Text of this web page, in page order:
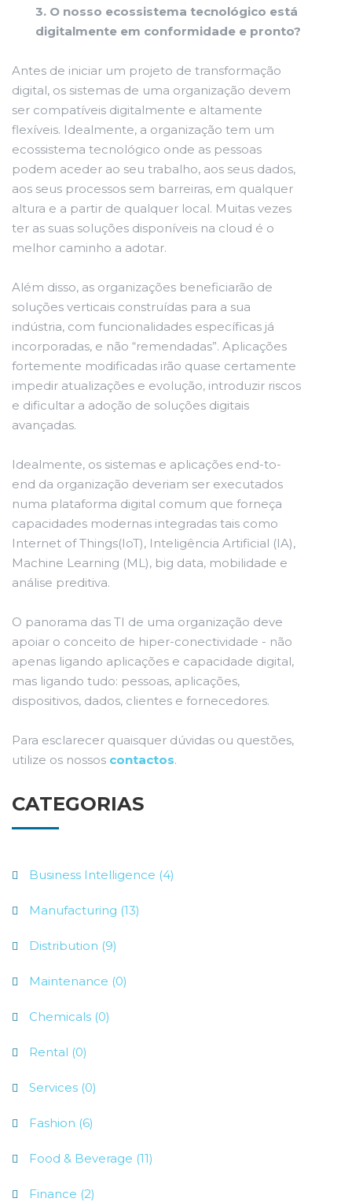
3. O nosso ecossistema tecnológico está
digitalmente em conformidade e pronto?
Antes de iniciar um projeto de transformação
digital, os sistemas de uma organização devem
ser compatíveis digitalmente e altamente
flexíveis. Idealmente, a organização tem um
ecossistema tecnológico onde as pessoas
podem aceder ao seu trabalho, aos seus dados,
aos seus processos sem barreiras, em qualquer
altura e a partir de qualquer local. Muitas vezes
ter as suas soluções disponíveis na cloud é o
melhor caminho a adotar.
Além disso, as organizações beneficiarão de
soluções verticais construídas para a sua
indústria, com funcionalidades específicas já
incorporadas, e não “remendadas”. Aplicações
fortemente modificadas irão quase certamente
impedir atualizações e evolução, introduzir riscos
e dificultar a adoção de soluções digitais
avançadas.
Idealmente, os sistemas e aplicações end-to-
end da organização deveriam ser executados
numa plataforma digital comum que forneça
capacidades modernas integradas tais como
Internet of Things(IoT), Inteligência Artificial (IA),
Machine Learning (ML), big data, mobilidade e
análise preditiva.
O panorama das TI de uma organização deve
apoiar o conceito de hiper-conectividade - não
apenas ligando aplicações e capacidade digital,
mas ligando tudo: pessoas, aplicações,
dispositivos, dados, clientes e fornecedores.
Para esclarecer quaisquer dúvidas ou questões,
utilize os nossos contactos.
CATEGORIAS
Business Intelligence (4)
Manufacturing (13)
Distribution (9)
Maintenance (0)
Chemicals (0)
Rental (0)
Services (0)
Fashion (6)
Food & Beverage (11)
Finance (2)